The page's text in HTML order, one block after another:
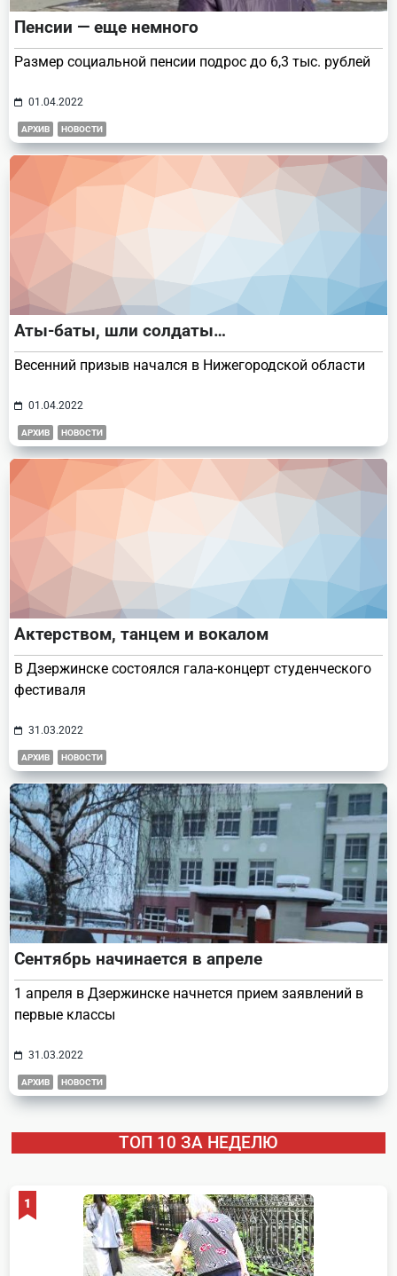
Пенсии — еще немного
Размер социальной пенсии подрос до 6,3 тыс. рублей
01.04.2022
АРХИВ НОВОСТИ
Аты-баты, шли солдаты…
Весенний призыв начался в Нижегородской области
01.04.2022
АРХИВ НОВОСТИ
Актерством, танцем и вокалом
В Дзержинске состоялся гала-концерт студенческого
фестиваля
31.03.2022
АРХИВ НОВОСТИ
Сентябрь начинается в апреле
1 апреля в Дзержинске начнется прием заявлений в
первые классы
31.03.2022
АРХИВ НОВОСТИ
ТОП 10 ЗА НЕДЕЛЮ